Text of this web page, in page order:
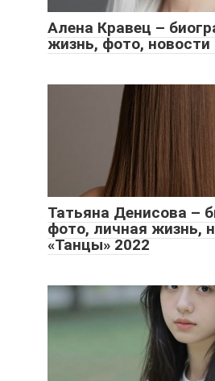
Алена Кравец –
жизнь, фото, новости
Татьяна Денисова –
фото, личная жизнь,
«Танцы» 2022